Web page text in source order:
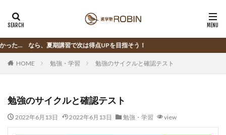
期講習で次は得点UPを目指そう！
HOME 勉強・学習 勉強のサイクルと確認テスト
勉強のサイクルと確認テスト
2022年6月13日 2022年6月13日 勉強・学習 view